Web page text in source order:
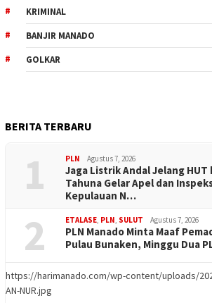
KRIMINAL
BANJIR MANADO
GOLKAR
BERITA TERBARU
1 PLN Agustus 7, 2026
Jaga Listrik Andal Jelang HUT
Tahuna Gelar Apel dan
Kepulauan N…
2 ETALASE PLN SULUT Agustus 7, 2026
PLN Manado Minta Maaf
Pulau Bunaken, Minggu Dua
https://harimanado.com/wp-content/uploads/
AN-NUR.jpg